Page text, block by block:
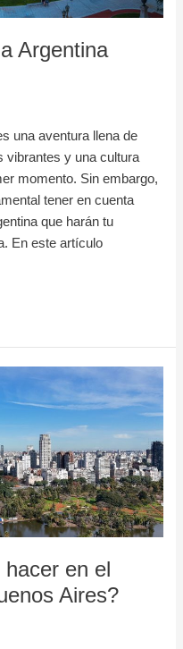
Argentina
una aventura llena de
vibrantes y una cultura
momento. Sin embargo,
tener en cuenta
que harán tu
En este artículo
en el
Aires?